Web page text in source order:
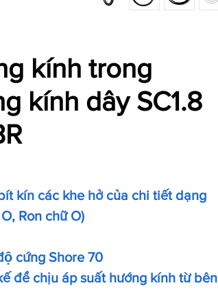
kính trong
kính dây SC1.8
kín các khe hở của chi tiết dạng
Ron chữ O)
cứng Shore 70
để chịu áp suất hướng kính từ bên